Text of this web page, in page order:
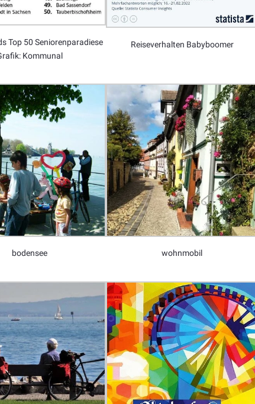
Top 50 Seniorenparadiese
Kommunal
Reiseverhalten Babyboomer
bodensee wohnmobil